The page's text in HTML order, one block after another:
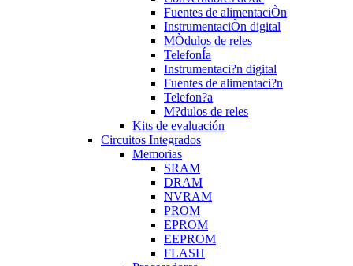
Fuentes de alimentaciÒn
InstrumentaciÒn digital
MÒdulos de reles
TelefonÍa
Instrumentaci?n digital
Fuentes de alimentaci?n
Telefon?a
M?dulos de reles
Kits de evaluación
Circuitos Integrados
Memorias
SRAM
DRAM
NVRAM
PROM
EPROM
EEPROM
FLASH